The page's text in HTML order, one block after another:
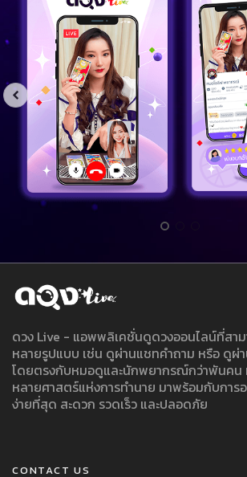
ดวง Live - แอพพลิเคชั่นดูดวงออนไลน์ที่สา
หลายรูปแบบ เช่น ดูผ่านแชทคำถาม หรือ ดูผ่
โดยตรงกับหมอดูและนักพยากรณ์กว่าพันคน
หลายศาสตร์แห่งการทำนาย มาพร้อมกับการ
ง่ายที่สุด สะดวก รวดเร็ว และปลอดภัย
CONTACT US